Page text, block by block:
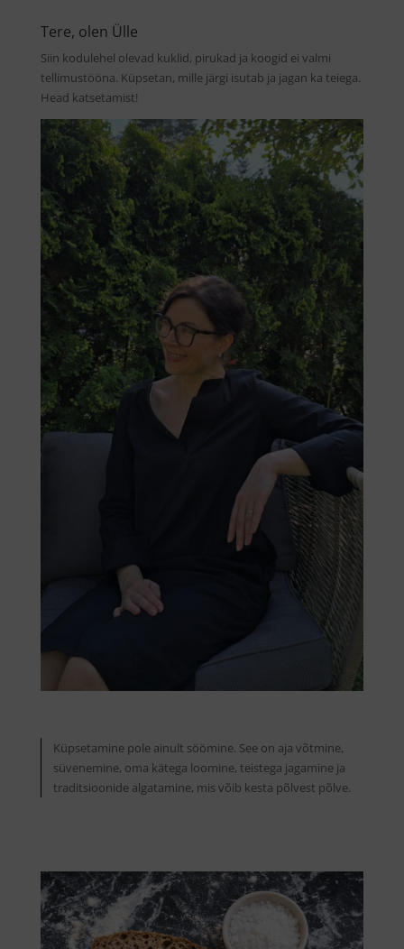
Tere, olen Ülle
Siin kodulehel olevad kuklid, pirukad ja koogid ei valmi
tellimustööna. Küpsetan, mille järgi isutab ja jagan ka teiega.
Head katsetamist!
Küpsetamine pole ainult söömine. See on aja võtmine,
süvenemine, oma kätega loomine, teistega jagamine ja
traditsioonide algatamine, mis võib kesta põlvest põlve.